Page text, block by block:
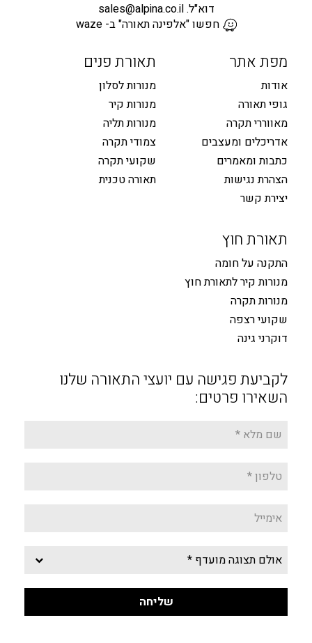
דוא"ל.sales@alpina.co.il
חפשו "אלפינה תאורה" ב- waze
מפת אתר
אודות
גופי תאורה
מאווררי תקרה
אדריכלים ומעצבים
כתבות ומאמרים
הצהרת נגישות
יצירת קשר
תאורת פנים
מנורות לסלון
מנורות קיר
מנורות תליה
צמודי תקרה
שקועי תקרה
תאורה טכנית
תאורת חוץ
התקנה על חומה
מנורות קיר לתאורת חוץ
מנורות תקרה
שקועי רצפה
דוקרני גינה
לקביעת פגישה עם יועצי התאורה שלנו
השאירו פרטים: